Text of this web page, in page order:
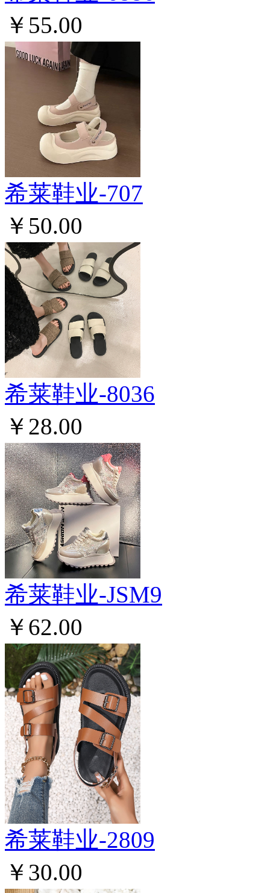
￥55.00
希莱鞋业-707
￥50.00
希莱鞋业-8036
￥28.00
希莱鞋业-JSM9
￥62.00
希莱鞋业-2809
￥30.00